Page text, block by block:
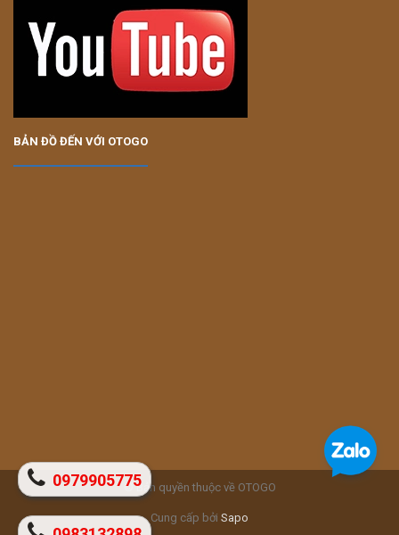
BẢN ĐỒ ĐẾN VỚI OTOGO
© Bản quyền thuộc về OTOGO
Cung cấp bởi Sapo
0979905775